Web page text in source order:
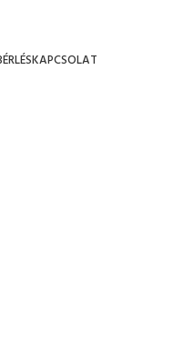
KAPCSOLAT